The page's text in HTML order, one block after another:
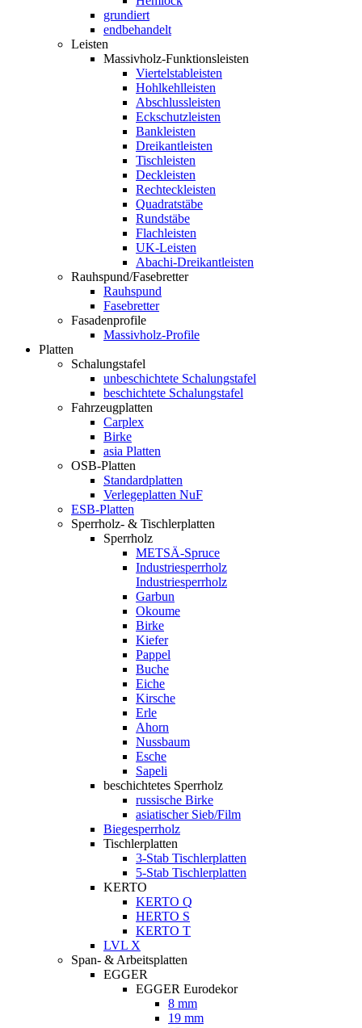
grundiert
endbehandelt
Leisten
Massivholz-Funktionsleisten
Viertelstableisten
Hohlkehlleisten
Abschlussleisten
Eckschutzleisten
Bankleisten
Dreikantleisten
Tischleisten
Deckleisten
Rechteckleisten
Quadratstäbe
Rundstäbe
Flachleisten
UK-Leisten
Abachi-Dreikantleisten
Rauhspund/Fasebretter
Rauhspund
Fasebretter
Fasadenprofile
Massivholz-Profile
Platten
Schalungstafel
unbeschichtete Schalungstafel
beschichtete Schalungstafel
Fahrzeugplatten
Carplex
Birke
asia Platten
OSB-Platten
Standardplatten
Verlegeplatten NuF
ESB-Platten
Sperrholz- & Tischlerplatten
Sperrholz
METSÄ-Spruce
Industriesperrholz
Industriesperrholz
Garbun
Okoume
Birke
Kiefer
Pappel
Buche
Eiche
Kirsche
Erle
Ahorn
Nussbaum
Esche
Sapeli
beschichtetes Sperrholz
russische Birke
asiatischer Sieb/Film
Biegesperrholz
Tischlerplatten
3-Stab Tischlerplatten
5-Stab Tischlerplatten
KERTO
KERTO Q
HERTO S
KERTO T
LVL X
Span- & Arbeitsplatten
EGGER
EGGER Eurodekor
8 mm
19 mm